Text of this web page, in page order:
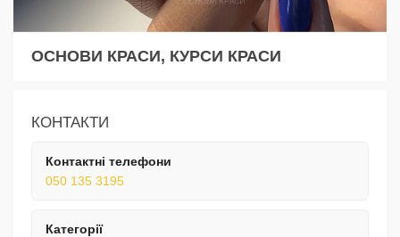
ОСНОВИ КРАСИ, КУРСИ КРАСИ
КОНТАКТИ
Контактні телефони
050 135 3195
Категорії